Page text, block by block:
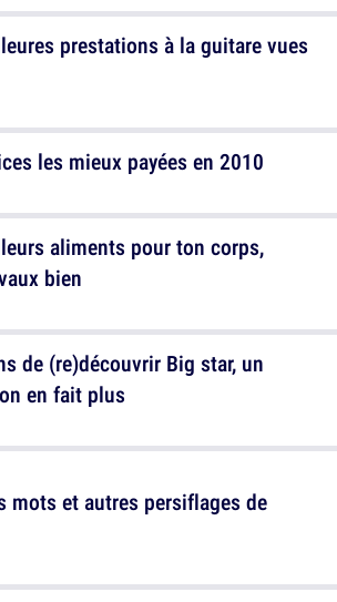
prestations à la guitare vues
aliments pour ton corps,
bien
mots et autres persiflages de
les mieux payées en 2010
de (re)découvrir Big star, un
en fait plus